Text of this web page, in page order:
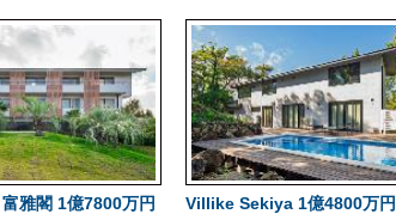
雅閣 1億7800万円
Villike Sekiya 1億4800万円